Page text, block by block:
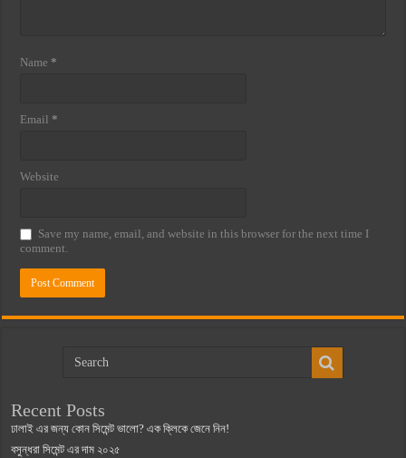
Name *
Email *
Website
Save my name, email, and website in this browser for the next time I
comment.
Recent Posts
ঢালাই এর জন্য কোন সিমেন্ট ভালো? এক ক্লিকে জেনে নিন!
বসুন্ধরা সিমেন্ট এর দাম ২০২৫